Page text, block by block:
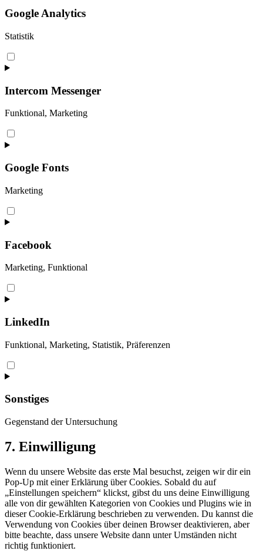
wordpress
Google Analytics
Statistik
Consent
to
google-
analytics
Intercom Messenger
Funktional, Marketing
Consent
to
intercom-
messenger
Google Fonts
Marketing
Consent
to
google-
fonts
Facebook
Marketing, Funktional
Consent
to
facebook
LinkedIn
Funktional, Marketing, Statistik, Präferenzen
Consent
to
linkedin
Sonstiges
Gegenstand der Untersuchung
Consent
to
sonstiges
7. Einwilligung
Wenn du unsere Website das erste Mal besuchst, zeigen wir dir ein
Pop-Up mit einer Erklärung über Cookies. Sobald du auf
„Einstellungen speichern“ klickst, gibst du uns deine Einwilligung
alle von dir gewählten Kategorien von Cookies und Plugins wie in
dieser Cookie-Erklärung beschrieben zu verwenden. Du kannst die
Verwendung von Cookies über deinen Browser deaktivieren, aber
bitte beachte, dass unsere Website dann unter Umständen nicht
richtig funktioniert.